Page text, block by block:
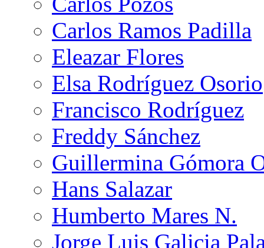
Carlos Ramos Padilla
Eleazar Flores
Elsa Rodríguez Osorio
Francisco Rodríguez
Freddy Sánchez
Guillermina Gómora
Hans Salazar
Humberto Mares N.
Jorge Luis Galicia